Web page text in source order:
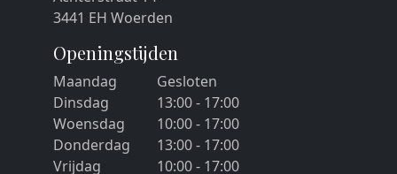
3441 EH Woerden
Openingstijden
Maandag
Gesloten
Dinsdag
13:00 - 17:00
Woensdag
10:00 - 17:00
Donderdag
13:00 - 17:00
Vrijdag
10:00 - 17:00